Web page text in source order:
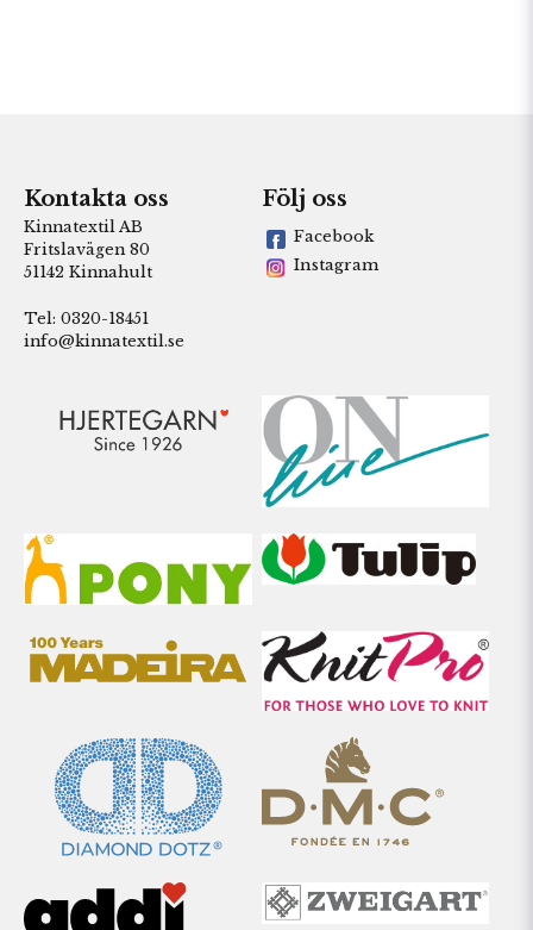
Kontakta oss
Kinnatextil AB
Fritslavägen 80
51142 Kinnahult
Tel: 0320-18451
info@kinnatextil.se
Följ oss
Facebook
Instagram